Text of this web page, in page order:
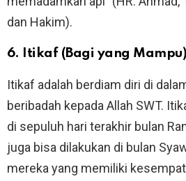
dan Hakim).
6. Itikaf (Bagi yang Mampu)
Itikaf adalah berdiam diri di
beribadah kepada Allah SWT.
di sepuluh hari terakhir bulan
juga bisa dilakukan di bulan
mereka yang memiliki